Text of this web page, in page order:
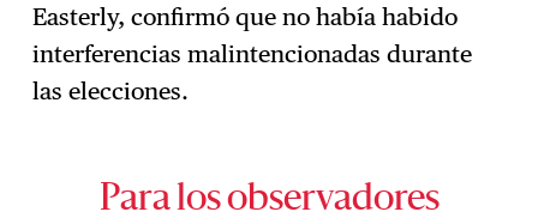
Easterly, confirmó que no había habido
interferencias malintencionadas durante
las elecciones.
Para los observadores